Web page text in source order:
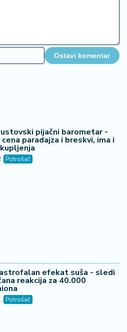
Ostavi komentar
pijačni barometar -
cena paradajza i breskvi, ima i
Potrošač
efekat suša - sledi
reakcija za 40.000
Potrošač